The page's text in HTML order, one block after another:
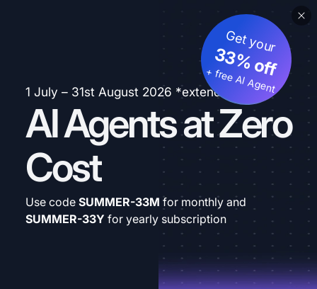
1 July – 31st August 2026 *extended
AI Agents at Zero
Cost
Get your
33% off
+ free AI Agent
Use code SUMMER-33M for monthly and
SUMMER-33Y for yearly subscription